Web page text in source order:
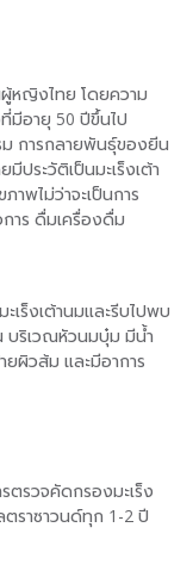
หญิงไทย โดยความ
มีอายุ 50 ปีขึ้นไป
การกลายพันธุ์ของยีน
มีประวัติเป็นมะเร็งเต้า
าพไม่ว่าจะเป็นการ
าร ดื่มเครื่องดื่ม
เร็งเต้านมและรีบไปพบ
บริเวณหัวนมบุ๋ม มีน้ำ
ผิวส้ม และมีอาการ
ตรวจคัดกรองมะเร็ง
ราซาวนด์ทุก 1-2 ปี